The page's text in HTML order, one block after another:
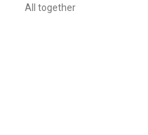
All together